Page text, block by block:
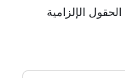
الحقول الإلزامية